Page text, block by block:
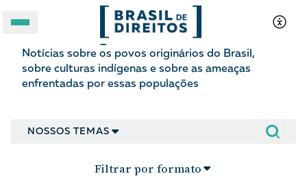
A BRASIL DE DIREITOS
FORMATOS
Povos indígenas
Notícias sobre os povos originários do Brasil,
sobre culturas indígenas e sobre as ameaças
enfrentadas por essas populações
NOSSOS TEMAS
Filtrar por formato